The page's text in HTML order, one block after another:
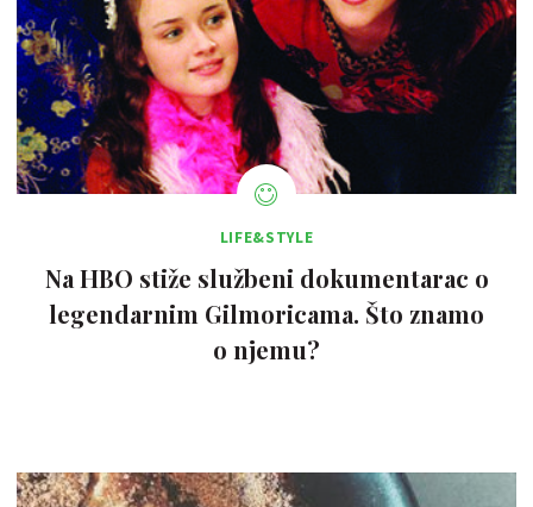
LIFE&STYLE
Na HBO stiže službeni dokumentarac o
legendarnim Gilmoricama. Što znamo
o njemu?